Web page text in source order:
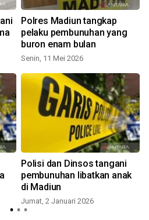
Polres Madiun tangkap
pelaku pembunuhan yang
buron enam bulan
Senin, 11 Mei 2026
Polisi dan Dinsos tangani
pembunuhan libatkan anak
di Madiun
Jumat, 2 Januari 2026